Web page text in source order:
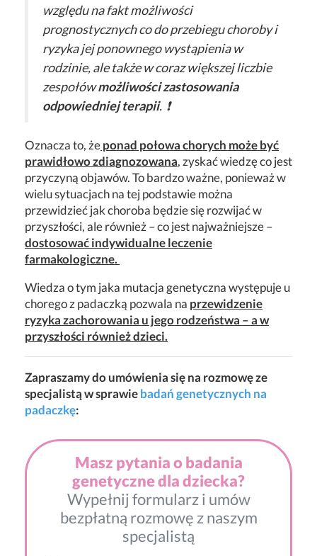
względu na fakt możliwości
prognostycznych co do przebiegu choroby i
ryzyka jej ponownego wystąpienia w
rodzinie, ale także w coraz większej liczbie
zespołówmożliwości zastosowania
odpowiedniej terapii. ❗
Oznacza to, żeponad połowa chorych może być
prawidłowo zdiagnozowana, zyskać wiedzę co jest
przyczyną objawów. To bardzo ważne, ponieważ w
wielu sytuacjach na tej podstawie można
przewidzieć jak choroba będzie się rozwijać w
przyszłości, ale również – co jest najważniejsze –
dostosować indywidualne leczenie
farmakologiczne.
Wiedza o tym jaka mutacja genetyczna występuje u
chorego z padaczką pozwala na przewidzenie
ryzyka zachorowania u jego rodzeństwa – a w
przyszłości również dzieci.
Zapraszamy do umówienia się na rozmowę ze
specjalistą w sprawiebadań genetycznych na
padaczkę:
Masz pytania o badania
genetyczne dla dziecka?
Wypełnij formularz i umów
bezpłatną rozmowę z naszym
specjalistą